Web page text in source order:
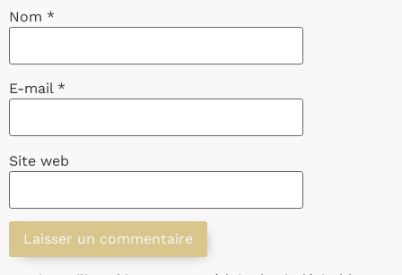
Nom *
E-mail *
Site web